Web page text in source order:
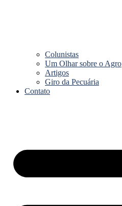
Colunistas
Um Olhar sobre o Agro
Artigos
Giro da Pecuária
Contato